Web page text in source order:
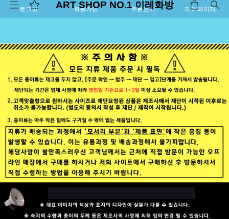
로그인 회원가입 주문조회 마이페이지
ART SHOP NO.1 이레화방